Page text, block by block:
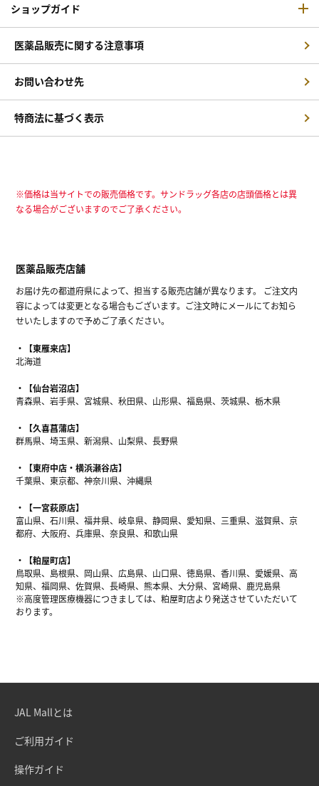
ショップガイド
医薬品販売に関する注意事項
お問い合わせ先
特商法に基づく表示
※価格は当サイトでの販売価格です。サンドラッグ各店の店頭価格とは異
なる場合がございますのでご了承ください。
医薬品販売店舗
お届け先の都道府県によって、担当する販売店舗が異なります。 ご注文内
容によっては変更となる場合もございます。ご注文時にメールにてお知ら
せいたしますので予めご了承ください。
【東雁来店】
北海道
【仙台岩沼店】
青森県、岩手県、宮城県、秋田県、山形県、福島県、茨城県、栃木県
【久喜菖蒲店】
群馬県、埼玉県、新潟県、山梨県、長野県
【東府中店・横浜瀬谷店】
千葉県、東京都、神奈川県、沖縄県
【一宮萩原店】
富山県、石川県、福井県、岐阜県、静岡県、愛知県、三重県、滋賀県、京
都府、大阪府、兵庫県、奈良県、和歌山県
【粕屋町店】
鳥取県、島根県、岡山県、広島県、山口県、徳島県、香川県、愛媛県、高
知県、福岡県、佐賀県、長崎県、熊本県、大分県、宮崎県、鹿児島県
※高度管理医療機器につきましては、粕屋町店より発送させていただいて
おります。
JAL Mallとは
ご利用ガイド
操作ガイド